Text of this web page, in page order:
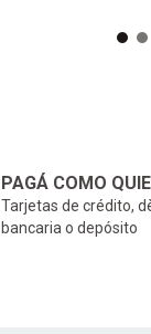
PAGÁ COMO
Tarjetas de crédito,
bancaria o depósito